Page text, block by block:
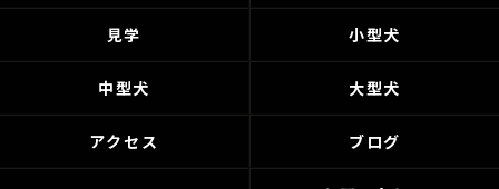
見学 小型犬
中型犬 大型犬
アクセス ブログ